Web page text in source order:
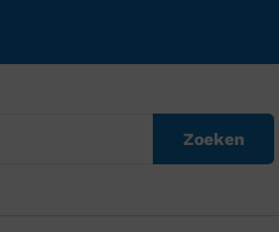
Zoeken